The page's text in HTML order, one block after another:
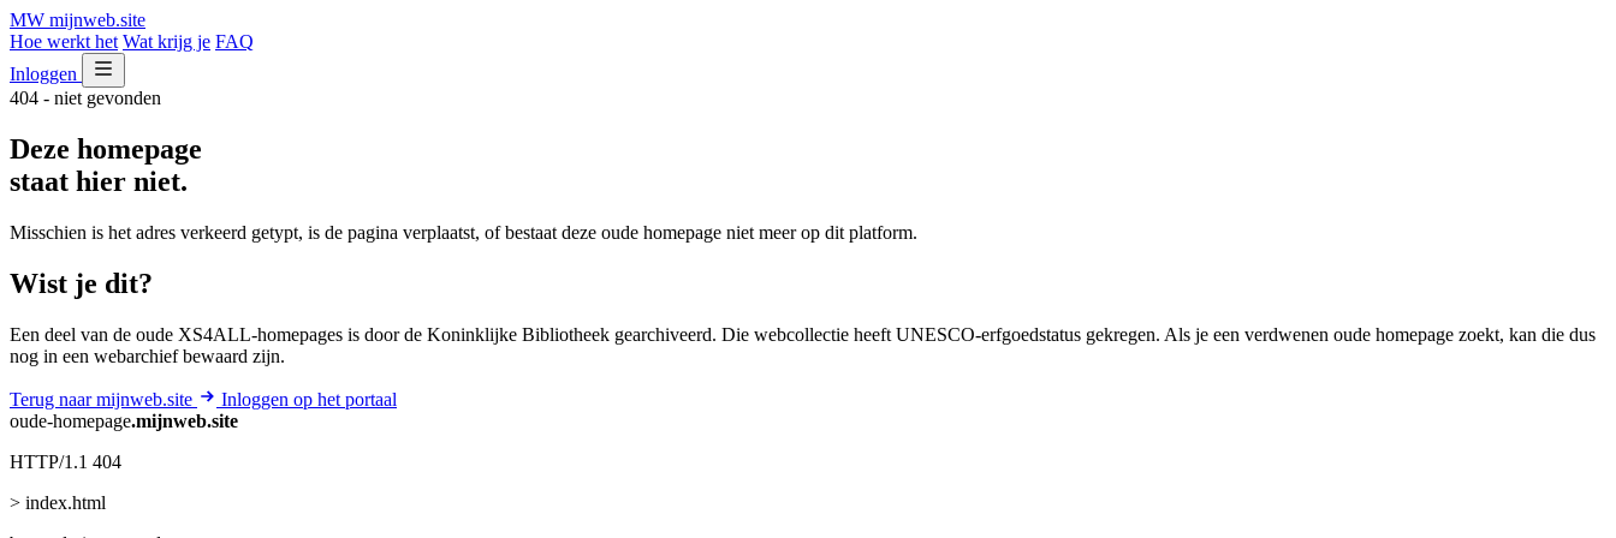
MW mijnweb.site
Hoe werkt het Wat krijg je FAQ
Inloggen
404 - niet gevonden
Deze homepage
staat hier niet.
Misschien is het adres verkeerd getypt, is de pagina verplaatst, of bestaat deze oude homepage niet meer op dit platform.
Wist je dit?
Een deel van de oude XS4ALL-homepages is door de Koninklijke Bibliotheek gearchiveerd. Die webcollectie heeft UNESCO-erfgoedstatus gekregen. Als je een verdwenen oude homepage zoekt, kan die dus
nog in een webarchief bewaard zijn.
Terug naar mijnweb.site
Inloggen op het portaal
oude-homepage.mijnweb.site
HTTP/1.1 404
> index.html